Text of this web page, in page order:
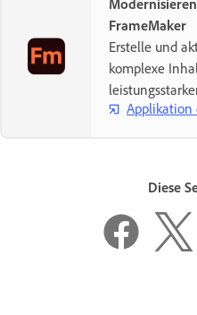
FrameMaker
Erstelle und
komplexe
Applikation
Diese